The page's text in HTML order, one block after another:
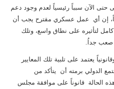
حتى الآن سبباً رئيسياً لعدم وجود دعم
إن أي عمل عسكري مقترح يجب أن
لتأثيره على نطاق واسع، وتلك
صعب جداُ.
يعتمد على تلبية تلك المعايير
الدولي برمته أن يتأكد من
الحالة قانوناً على موافقة مجلس